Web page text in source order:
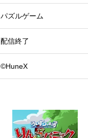
パズルゲーム
配信終了
©HuneX